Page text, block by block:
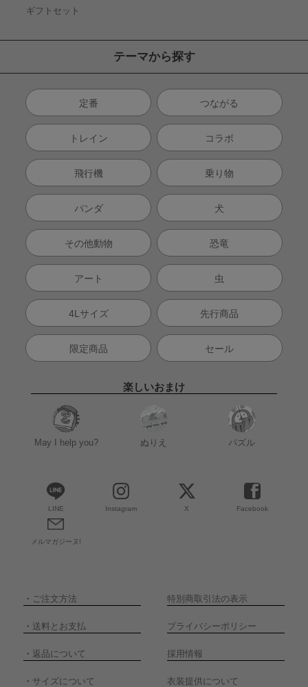
ギフトセット
テーマから探す
定番 つながる
トレイン コラボ
飛行機 乗り物
パンダ 犬
その他動物 恐竜
アート 虫
4Lサイズ 先行商品
限定商品 セール
楽しいおまけ
May I help you? ぬりえ パズル
LINE Instagram X Facebook
メルマガジーヌ!
・ ご注文方法 特別商取引法の表示
・ 送料とお支払 プライバシーポリシー
・ 返品について 採用情報
・ サイズについて 衣装提供について